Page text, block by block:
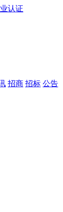
认证
招商 招标 公告